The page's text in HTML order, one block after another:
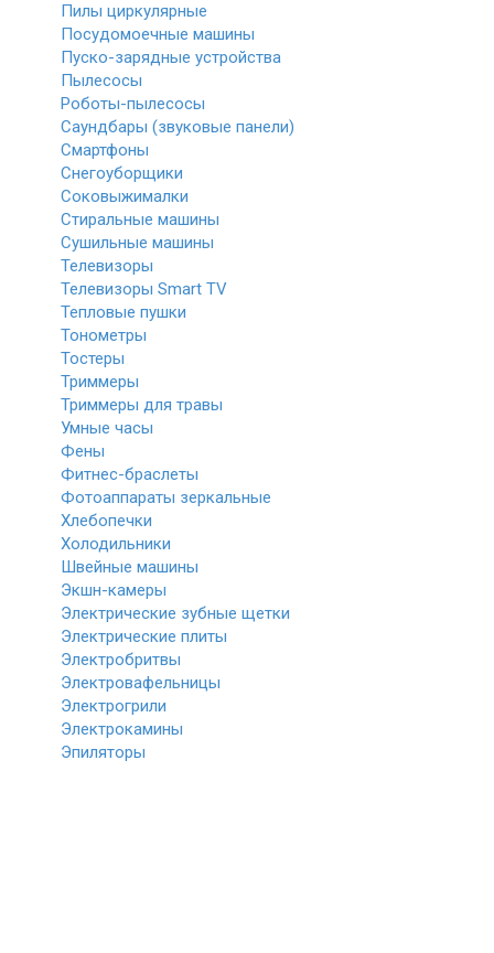
Пилы циркулярные
Посудомоечные машины
Пуско-зарядные устройства
Пылесосы
Роботы-пылесосы
Саундбары (звуковые панели)
Смартфоны
Снегоуборщики
Соковыжималки
Стиральные машины
Сушильные машины
Телевизоры
Телевизоры Smart TV
Тепловые пушки
Тонометры
Тостеры
Триммеры
Триммеры для травы
Умные часы
Фены
Фитнес-браслеты
Фотоаппараты зеркальные
Хлебопечки
Холодильники
Швейные машины
Экшн-камеры
Электрические зубные щетки
Электрические плиты
Электробритвы
Электровафельницы
Электрогрили
Электрокамины
Эпиляторы